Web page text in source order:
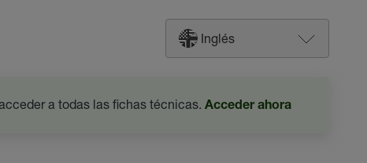
Inglés
a todas las fichas técnicas. Acceder ahora